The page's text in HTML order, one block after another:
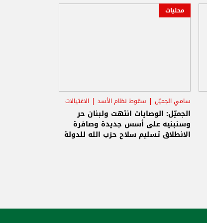
محليات
سامي الجميّل سقوط نظام الأسد الاغتيالات
الجميّل: الوصايات انتهت ولبنان حر
وسنبنيه على أسس جديدة وصافرة
الانطلاق تسليم سلاح حزب الله للدولة